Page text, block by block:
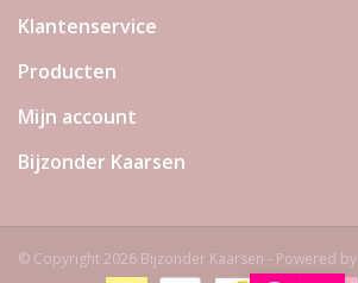
Klantenservice
Producten
Mijn account
Bijzonder Kaarsen
© Copyright 2026 Bijzonder Kaarsen - Powered by